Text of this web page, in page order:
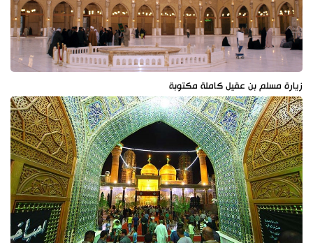
زيارة مسلم بن عقيل كاملة مكتوبة